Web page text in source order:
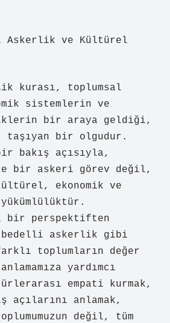
Askerlik ve Kültürel
kurası, toplumsal
sistemlerin ve
bir araya geldiği,
taşıyan bir olgudur.
bakış açısıyla,
bir askeri görev değil,
ekonomik ve
bir perspektiften
bedelli askerlik gibi
toplumların değer
yardımcı
empati kurmak,
açılarını anlamak,
değil, tüm